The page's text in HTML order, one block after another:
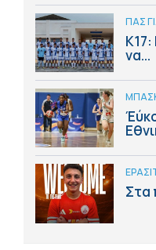
ΠΑΣ
να...
Στα